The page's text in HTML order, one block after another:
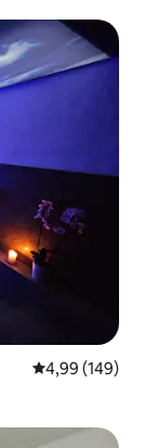
Gemiddelde
4,99 (149)